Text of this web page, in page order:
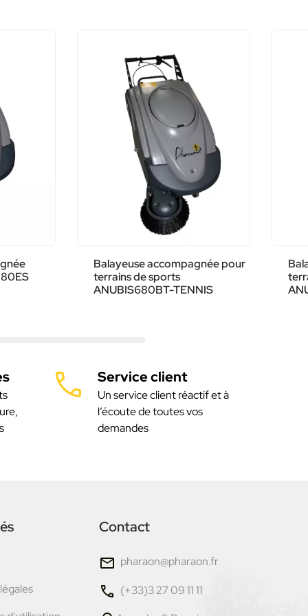
Balayeuse accompagnée pour
terrains de sports
ANUBIS680BT-TENNIS
Service client
Un service client réactif et à
l’écoute de toutes vos
demandes
Contact
pharaon@pharaon.fr
(+33)3 27 09 11 11